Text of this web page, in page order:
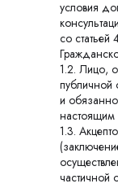
условия
со статьей
1.2. Лицо,
публичной
и
1.3.
частичной